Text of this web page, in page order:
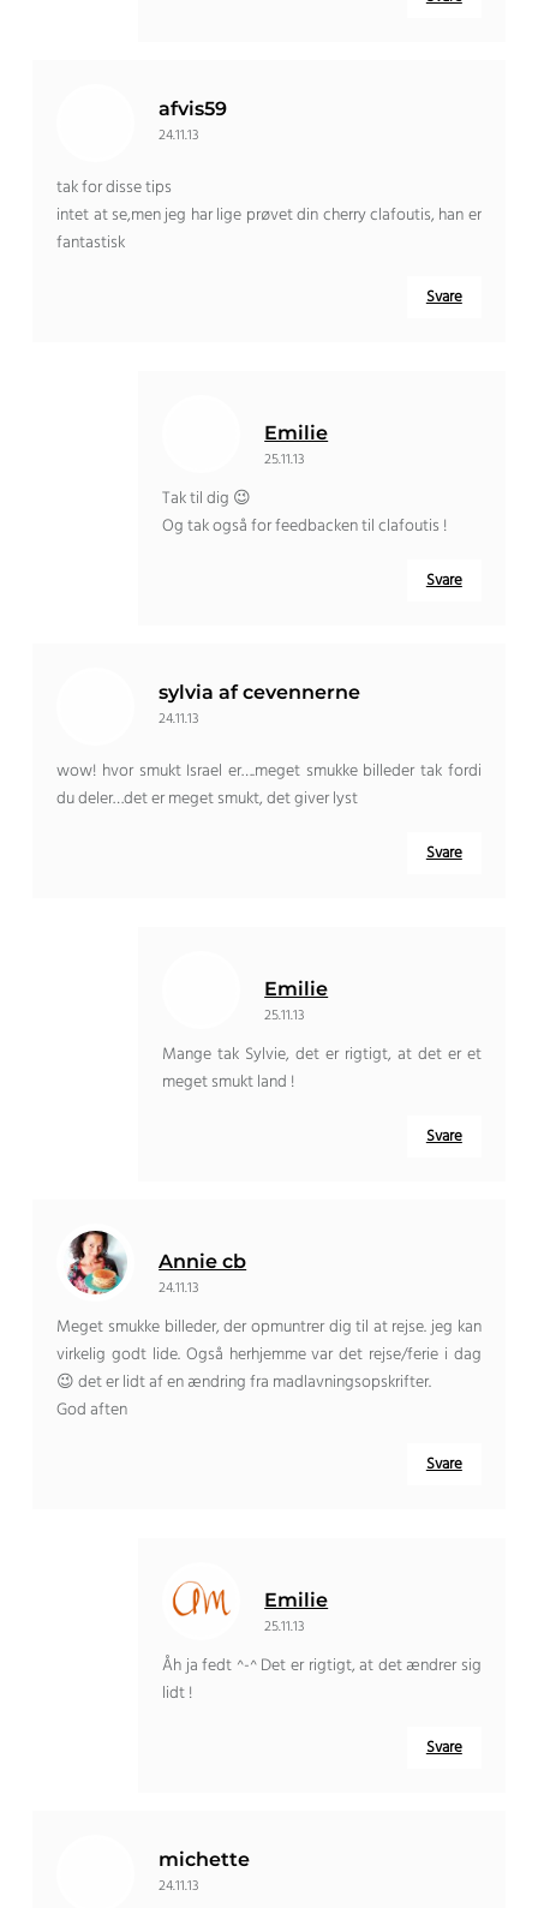
afvis59
24.11.13
tak for disse tips
intet at se,men jeg har lige prøvet din cherry clafoutis, han er
fantastisk
Svare
Emilie
25.11.13
Tak til dig 😉
Og tak også for feedbacken til clafoutis !
Svare
sylvia af cevennerne
24.11.13
wow! hvor smukt Israel er….meget smukke billeder tak fordi
du deler…det er meget smukt, det giver lyst
Svare
Emilie
25.11.13
Mange tak Sylvie, det er rigtigt, at det er et
meget smukt land !
Svare
Annie cb
24.11.13
Meget smukke billeder, der opmuntrer dig til at rejse. jeg kan
virkelig godt lide. Også herhjemme var det rejse/ferie i dag
😉 det er lidt af en ændring fra madlavningsopskrifter.
God aften
Svare
Emilie
25.11.13
Åh ja fedt ^-^ Det er rigtigt, at det ændrer sig
lidt !
Svare
michette
24.11.13